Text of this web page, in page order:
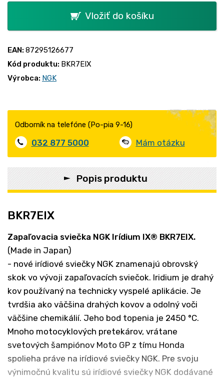
Vložiť do košíku
EAN: 87295126677
Kód produktu: BKR7EIX
Výrobca: NGK
Odborník na telefóne (Po-pia 9-16)
032 877 5000 Mám otázku
Popis produktu
BKR7EIX
Zapaľovacia sviečka NGK Irídium IX® BKR7EIX.
(Made in Japan)
- nové irídiové sviečky NGK znamenajú obrovský
skok vo vývoji zapaľovacích sviečok. Iridium je drahý
kov používaný na technicky vyspelé aplikácie. Je
tvrdšia ako väčšina drahých kovov a odolný voči
väčšine chemikálií. Jeho bod topenia je 2450 °C.
Mnoho motocyklových pretekárov, vrátane
svetových šampiónov Moto GP z tímu Honda
spolieha práve na irídiové sviečky NGK. Pre svoju
výnimočnú kvalitu sú irídiové sviečky NGK dodávané